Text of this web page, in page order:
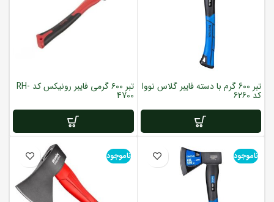
تبر 600 گرم با دسته فایبر گلاس نووا
کد 6260
تبر ۶۰۰ گرمی فایبر رونیکس کد RH-
4700
ناموجود ناموجود